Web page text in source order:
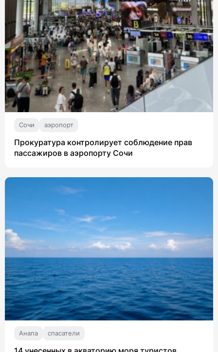
Сочи аэропорт
Прокуратура контролирует соблюдение прав
пассажиров в аэропорту Сочи
Анапа спасатели